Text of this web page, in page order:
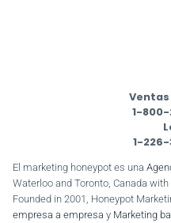
1-
1-
El marketing honeypot es una
Waterloo and Toronto, Canada
Founded in 2001, Honeypot
empresa a empresa y Marketing